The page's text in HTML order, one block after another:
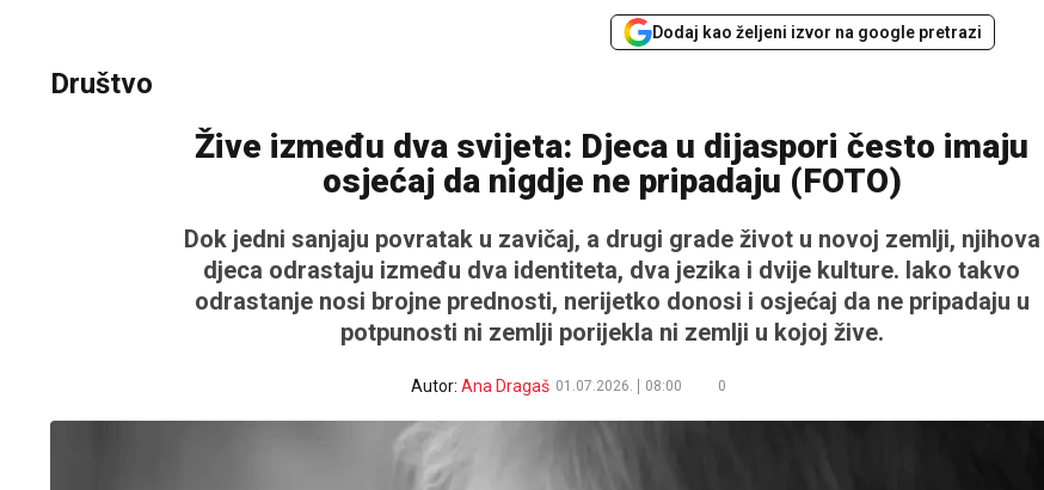
Dodaj kao željeni izvor na google pretrazi
Društvo
Žive između dva svijeta: Djeca u dijaspori često imaju
osjećaj da nigdje ne pripadaju (FOTO)
Dok jedni sanjaju povratak u zavičaj, a drugi grade život u novoj zemlji, njihova
djeca odrastaju između dva identiteta, dva jezika i dvije kulture. Iako takvo
odrastanje nosi brojne prednosti, nerijetko donosi i osjećaj da ne pripadaju u
potpunosti ni zemlji porijekla ni zemlji u kojoj žive.
Autor: Ana Dragaš 01.07.2026. 08:00 0